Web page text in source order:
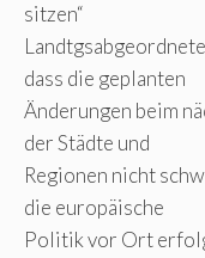
sitzen“
dass die geplanten
Änderungen beim
der Städte und
Regionen nicht
die europäische
Politik vor Ort